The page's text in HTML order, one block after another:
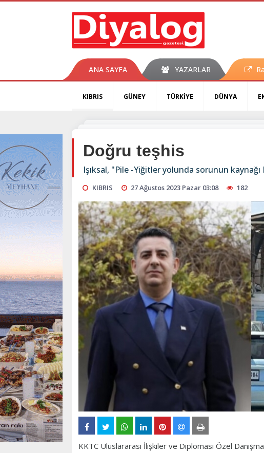
ANA SAYFA YAZARLAR
KIBRIS GÜNEY TÜRKİYE DÜNYA
Doğru teşhis
Işıksal, "Pile -Yiğitler yolunda sorunun
KIBRIS 27 Ağustos 2023 Pazar 03:08 182
KKTC Uluslararası İlişkiler ve Diplomasi Özel